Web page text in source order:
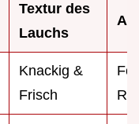
Textur des
Lauchs
Knackig &
Frisch